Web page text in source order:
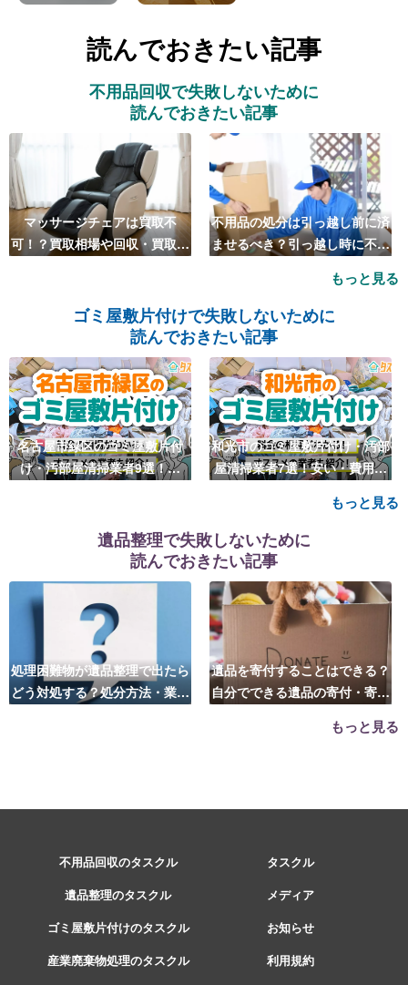
読んでおきたい記事
不用品回収で失敗しないために
読んでおきたい記事
マッサージチェアは買取不
可！？買取相場や回収・買取の
不用品の処分は引っ越し前に済
ませるべき？引っ越し時に不用
もっと見る
ゴミ屋敷片付けで失敗しないために
読んでおきたい記事
名古屋市緑区のゴミ屋敷片付
け・汚部屋清掃業者9選！安
和光市のゴミ屋敷片付け・汚部
屋清掃業者7選！安い・費用相
もっと見る
遺品整理で失敗しないために
読んでおきたい記事
処理困難物が遺品整理で出たら
どう対処する？処分方法・業者
遺品を寄付することはできる？
自分でできる遺品の寄付・寄贈
もっと見る
不用品回収のタスクル
遺品整理のタスクル
ゴミ屋敷片付けのタスクル
産業廃棄物処理のタスクル
タスクル
メディア
お知らせ
利用規約